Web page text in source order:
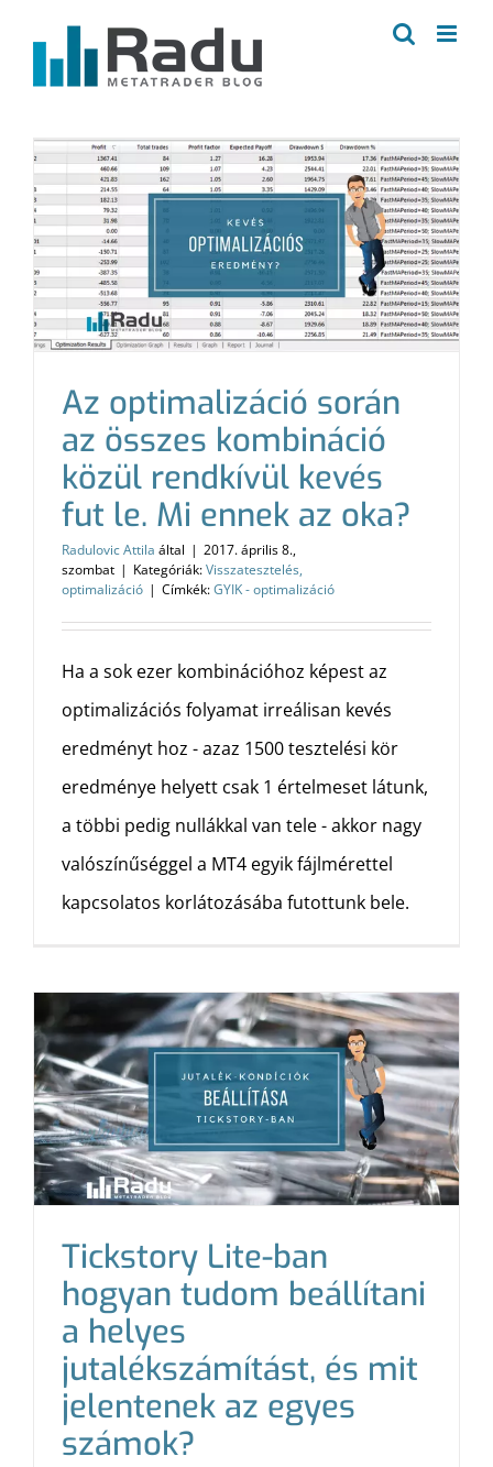
Az optimalizáció során
az összes kombináció
közül rendkívül kevés
fut le. Mi ennek az oka?
Radulovic Attila által | 2017. április 8.,
szombat | Kategóriák:Visszatesztelés,
optimalizáció | Címkék:GYIK - optimalizáció
Ha a sok ezer kombinációhoz képest az
optimalizációs folyamat irreálisan kevés
eredményt hoz - azaz 1500 tesztelési kör
eredménye helyett csak 1 értelmeset látunk,
a többi pedig nullákkal van tele - akkor nagy
valószínűséggel a MT4 egyik fájlmérettel
kapcsolatos korlátozásába futottunk bele.
Tickstory Lite-ban
hogyan tudom beállítani
a helyes
jutalékszámítást, és mit
jelentenek az egyes
számok?